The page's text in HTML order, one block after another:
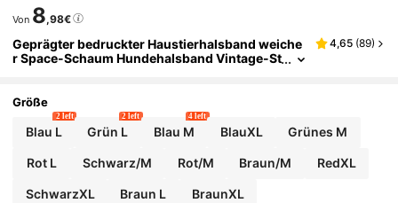
Von 8,98€
Geprägter bedruckter Haustierhalsband weiche
r Space-Schaum Hundehalsband Vintage-St
4,65 (89)
Größe
Blau L
2 left
Grün L
2 left
Blau M
4 left
BlauXL Grünes M
Rot L Schwarz/M Rot/M Braun/M RedXL
SchwarzXL Braun L BraunXL